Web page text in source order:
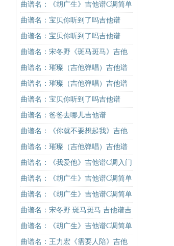
曲谱名：《胡广生》吉他谱C调简单
版（酷音小伟吉他弹唱教学）吉他
谱
曲谱名：宝贝你听到了吗吉他谱
曲谱名：宝贝你听到了吗吉他谱
曲谱名：宋冬野《斑马斑马》吉他
谱C调简单版（酷音小伟吉他教学）
吉他谱
曲谱名：璀璨（吉他弹唱）吉他谱
曲谱名：璀璨（吉他弹唱）吉他谱
曲谱名：宝贝你听到了吗吉他谱
曲谱名：爸爸去哪儿吉他谱
曲谱名：《你就不要想起我》吉他
谱C调简单版吉他谱
曲谱名：璀璨（吉他弹唱）吉他谱
曲谱名：《我爱他》吉他谱C调入门
版 抖音热曲 丁当 高音教编配吉他
谱
曲谱名：《胡广生》吉他谱C调简单
版（酷音小伟吉他弹唱教学）吉他
谱
曲谱名：《胡广生》吉他谱C调简单
版（酷音小伟吉他弹唱教学）吉他
谱
曲谱名：宋冬野 斑马斑马 吉他谱吉
他谱
曲谱名：《胡广生》吉他谱C调简单
版（酷音小伟吉他弹唱教学）吉他
曲谱名：王力宏《需要人陪》吉他